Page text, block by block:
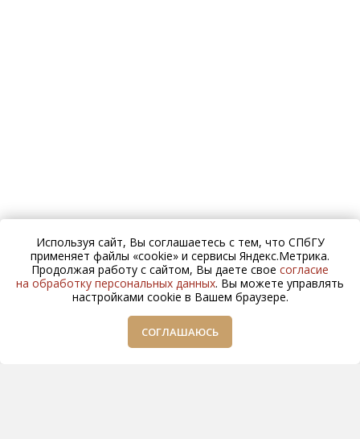
Используя сайт, Вы соглашаетесь с тем, что СПбГУ
применяет файлы «cookie» и сервисы Яндекс.Метрика.
Продолжая работу с сайтом, Вы даете свое согласие
на обработку персональных данных. Вы можете управлять
настройками cookie в Вашем браузере.
СОГЛАШАЮСЬ